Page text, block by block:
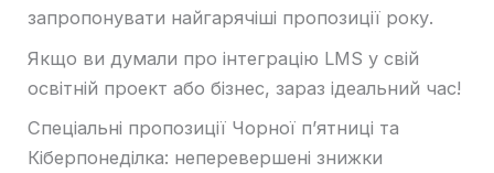
запропонувати найгарячіші пропозиції року.
Якщо ви думали про інтеграцію LMS у свій
освітній проект або бізнес, зараз ідеальний час!
Спеціальні пропозиції Чорної п’ятниці та
Кіберпонеділка: неперевершені знижки